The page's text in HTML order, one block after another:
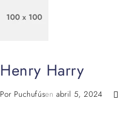
Henry Harry
Por Puchufúsen abril 5, 2024